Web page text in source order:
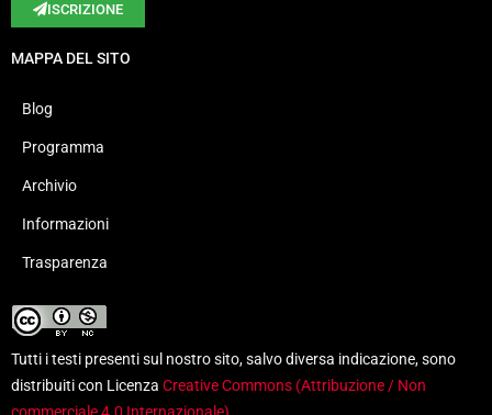
ISCRIZIONE
MAPPA DEL SITO
Blog
Programma
Archivio
Informazioni
Trasparenza
Tutti i testi presenti sul nostro sito, salvo diversa indicazione, sono
distribuiti con Licenza Creative Commons (Attribuzione / Non